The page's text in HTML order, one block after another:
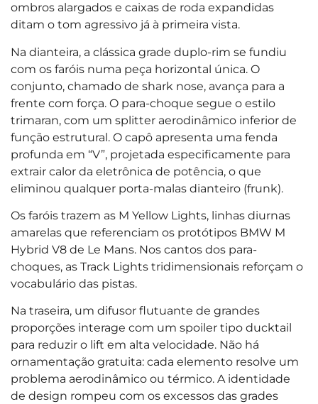
ombros alargados e caixas de roda expandidas
ditam o tom agressivo já à primeira vista.
Na dianteira, a clássica grade duplo-rim se fundiu
com os faróis numa peça horizontal única. O
conjunto, chamado de shark nose, avança para a
frente com força. O para-choque segue o estilo
trimaran, com um splitter aerodinâmico inferior de
função estrutural. O capô apresenta uma fenda
profunda em “V”, projetada especificamente para
extrair calor da eletrônica de potência, o que
eliminou qualquer porta-malas dianteiro (frunk).
Os faróis trazem as M Yellow Lights, linhas diurnas
amarelas que referenciam os protótipos BMW M
Hybrid V8 de Le Mans. Nos cantos dos para-
choques, as Track Lights tridimensionais reforçam o
vocabulário das pistas.
Na traseira, um difusor flutuante de grandes
proporções interage com um spoiler tipo ducktail
para reduzir o lift em alta velocidade. Não há
ornamentação gratuita: cada elemento resolve um
problema aerodinâmico ou térmico. A identidade
de design rompeu com os excessos das grades